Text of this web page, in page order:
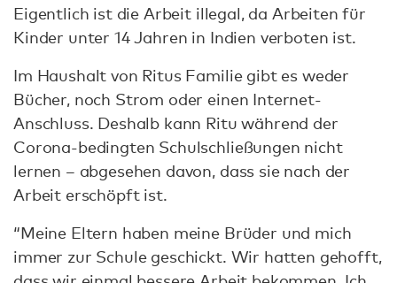
Eigentlich ist die Arbeit illegal, da Arbeiten für
Kinder unter 14 Jahren in Indien verboten ist.
Im Haushalt von Ritus Familie gibt es weder
Bücher, noch Strom oder einen Internet-
Anschluss. Deshalb kann Ritu während der
Corona-bedingten Schulschließungen nicht
lernen – abgesehen davon, dass sie nach der
Arbeit erschöpft ist.
“Meine Eltern haben meine Brüder und mich
immer zur Schule geschickt. Wir hatten gehofft,